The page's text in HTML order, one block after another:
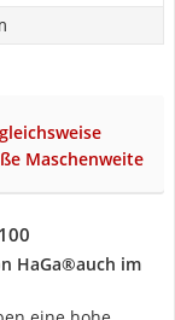
Maschenweite
HaGa®auch im